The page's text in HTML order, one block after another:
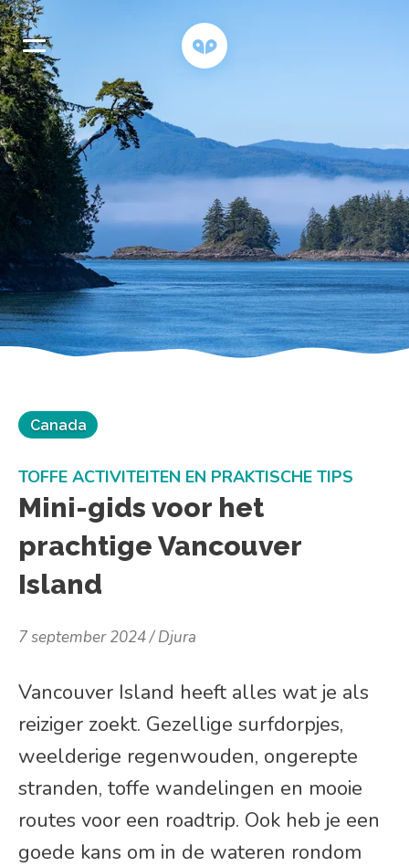
Canada
Mini-gids voor het
prachtige Vancouver
Island
TOFFE ACTIVITEITEN EN PRAKTISCHE TIPS
7 september 2024 Djura
Vancouver Island heeft alles wat je als
reiziger zoekt. Gezellige surfdorpjes,
weelderige regenwouden, ongerepte
stranden, toffe wandelingen en mooie
routes voor een roadtrip. Ook heb je een
goede kans om in de wateren rondom